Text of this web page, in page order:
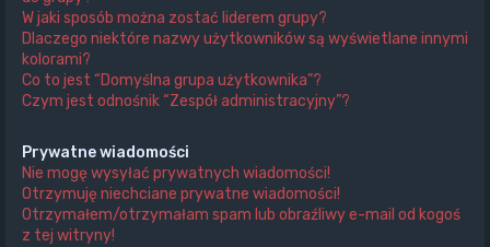
W jaki sposób można zostać liderem grupy?
Dlaczego niektóre nazwy użytkowników są wyświetlane innymi
kolorami?
Co to jest “Domyślna grupa użytkownika”?
Czym jest odnośnik “Zespół administracyjny”?
Prywatne wiadomości
Nie mogę wysyłać prywatnych wiadomości!
Otrzymuję niechciane prywatne wiadomości!
Otrzymałem/otrzymałam spam lub obraźliwy e-mail od kogoś
z tej witryny!